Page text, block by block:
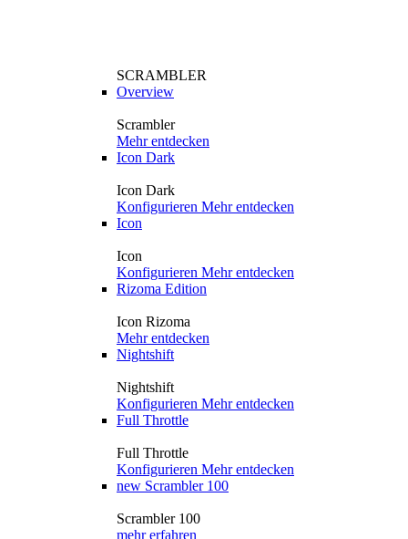
SCRAMBLER
Overview
Scrambler
Mehr entdecken
Icon Dark
Icon Dark
Konfigurieren Mehr entdecken
Icon
Icon
Konfigurieren Mehr entdecken
Rizoma Edition
Icon Rizoma
Mehr entdecken
Nightshift
Nightshift
Konfigurieren Mehr entdecken
Full Throttle
Full Throttle
Konfigurieren Mehr entdecken
new Scrambler 100
Scrambler 100
mehr erfahren